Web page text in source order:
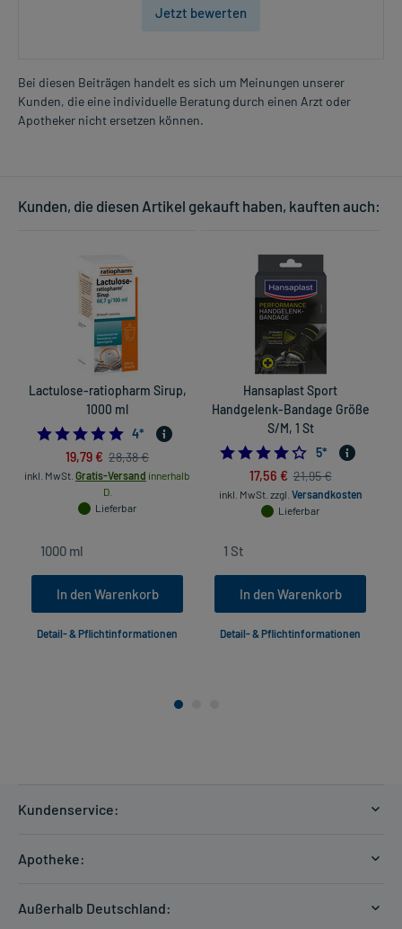
Jetzt bewerten
Bei diesen Beiträgen handelt es sich um Meinungen unserer
Kunden, die eine individuelle Beratung durch einen Arzt oder
Apotheker nicht ersetzen können.
Kunden, die diesen Artikel gekauft haben, kauften auch:
Lactulose-ratiopharm Sirup,
1000 ml
5.0
4*
19,79 € 28,38 €
inkl. MwSt. Gratis-Versand innerhalb
D.
Lieferbar
In den Warenkorb
Detail- & Pflichtinformationen
Hansaplast Sport
Handgelenk-Bandage Größe
S/M, 1 St
4.2
5*
17,56 € 21,95 €
inkl. MwSt. zzgl. Versandkosten
Lieferbar
In den Warenkorb
Detail- & Pflichtinformationen
Kundenservice:
Apotheke:
Außerhalb Deutschland: